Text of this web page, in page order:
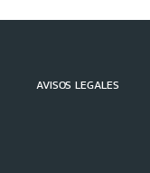
AVISOS LEGALES